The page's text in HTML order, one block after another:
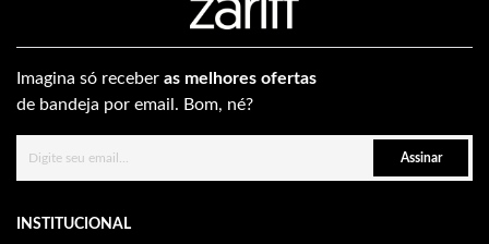
Imagina só receber as melhores ofertas
de bandeja por email. Bom, né?
Assinar
INSTITUCIONAL